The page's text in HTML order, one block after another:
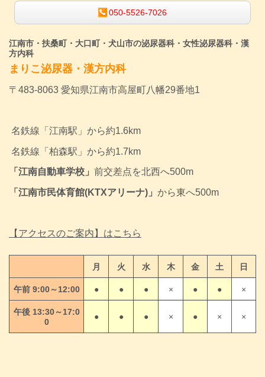
050-5526-7026
江南市・扶桑町・大口町・犬山市の泌尿器科・女性泌尿器科・漢
方内科
まりこ泌尿器・漢方内科
〒483-8063 愛知県江南市高屋町八幡29番地1
名鉄線「江南駅」から約1.6km
名鉄線 「柏森駅」から約1.7km
「江南自動車学校」 前交差点を北西へ500m
「江南市民体育館(KTXアリーナ)」 から東へ500m
【アクセスのご案内】はこちら
月 火 水 木 金 土 日
午前 9:00～12:00 ● ● ● × ● ● ×
午後 13:30～17:0
0
● ● ● × ● × ×